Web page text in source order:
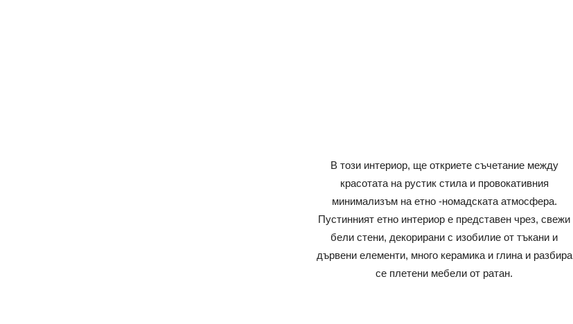
В този интериор, ще откриете съчетание между
красотата на рустик стила и провокативния
минимализъм на етно -номадската атмосфера.
Пустинният етно интериор е представен чрез, свежи
бели стени, декорирани с изобилие от тъкани и
дървени елементи, много керамика и глина и разбира
се плетени мебели от ратан.